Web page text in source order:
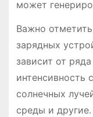
может
Важно
зарядных
зависит от
интенсивность
солнечных
среды и